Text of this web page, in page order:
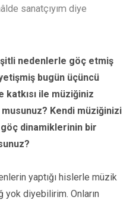
sanatçıyım diye
nedenlerle göç etmiş
bugün üçüncü
katkısı ile müziğiniz
Kendi müziğinizi
dinamiklerinin bir
yaptığı hislerle müzik
yok diyebilirim. Onların